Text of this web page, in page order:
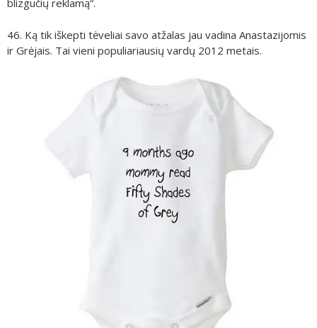
blizgučių reklamą“.
46. Ką tik iškepti tėveliai savo atžalas jau vadina Anastazijomis
ir Grėjais. Tai vieni populiariausių vardų 2012 metais.